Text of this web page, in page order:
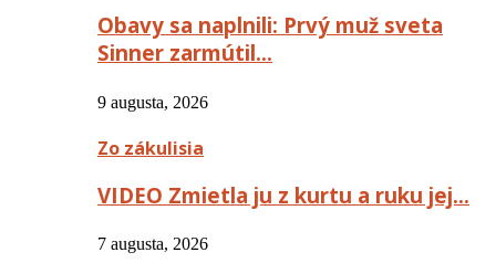
Obavy sa naplnili: Prvý muž sveta
Sinner zarmútil…
9 augusta, 2026
Zo zákulisia
VIDEO Zmietla ju z kurtu a ruku jej…
7 augusta, 2026